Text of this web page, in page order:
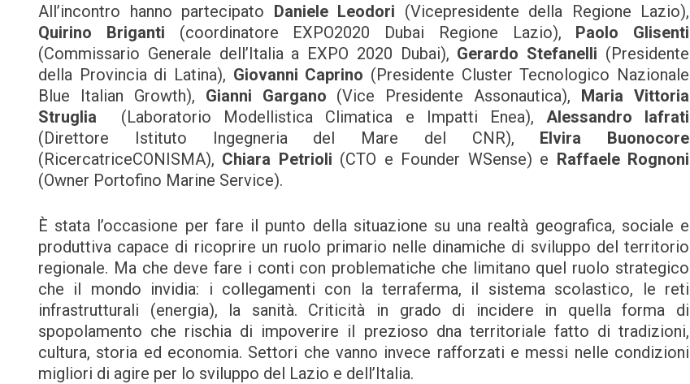
All’incontro hanno partecipato Daniele Leodori (Vicepresidente della Regione Lazio),
Quirino Briganti (coordinatore EXPO2020 Dubai Regione Lazio), Paolo Glisenti
(Commissario Generale dell’Italia a EXPO 2020 Dubai), Gerardo Stefanelli (Presidente
della Provincia di Latina), Giovanni Caprino (Presidente Cluster Tecnologico Nazionale
Blue Italian Growth), Gianni Gargano (Vice Presidente Assonautica), Maria Vittoria
Struglia (Laboratorio Modellistica Climatica e Impatti Enea), Alessandro Iafrati
(Direttore Istituto Ingegneria del Mare del CNR), Elvira Buonocore
(RicercatriceCONISMA), Chiara Petrioli (CTO e Founder WSense) e Raffaele Rognoni
(Owner Portofino Marine Service).
È stata l’occasione per fare il punto della situazione su una realtà geografica, sociale e
produttiva capace di ricoprire un ruolo primario nelle dinamiche di sviluppo del territorio
regionale. Ma che deve fare i conti con problematiche che limitano quel ruolo strategico
che il mondo invidia: i collegamenti con la terraferma, il sistema scolastico, le reti
infrastrutturali (energia), la sanità. Criticità in grado di incidere in quella forma di
spopolamento che rischia di impoverire il prezioso dna territoriale fatto di tradizioni,
cultura, storia ed economia. Settori che vanno invece rafforzati e messi nelle condizioni
migliori di agire per lo sviluppo del Lazio e dell’Italia.